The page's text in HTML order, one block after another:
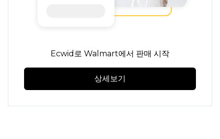
Ecwid로 Walmart에서 판매 시작
상세보기